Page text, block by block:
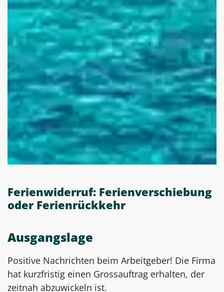
Ferienwiderruf: Ferienverschiebung
oder Ferienrückkehr
Ausgangslage
Positive Nachrichten beim Arbeitgeber! Die Firma
hat kurzfristig einen Grossauftrag erhalten, der
zeitnah abzuwickeln ist.